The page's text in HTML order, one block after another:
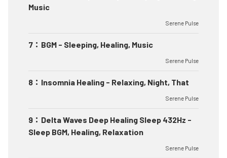
Music
Serene Pulse
7 ： BGM - Sleeping, Healing, Music
Serene Pulse
8 ： Insomnia Healing - Relaxing, Night, That
Serene Pulse
9 ： Delta Waves Deep Healing Sleep 432Hz -
Sleep BGM, Healing, Relaxation
Serene Pulse